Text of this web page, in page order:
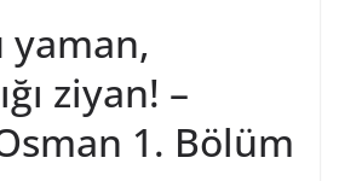
yaman,
ziyan! –
1. Bölüm